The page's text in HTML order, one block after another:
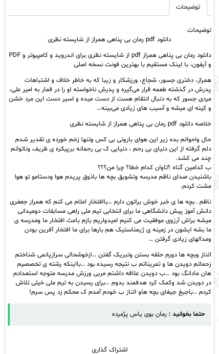
پناهی
همراز
شایسته
عدد
توضیحات
توضیحات
دانلود pdf رمان بی پناهی همراز از شایسته نظری
دانلود رمان بی پناهی همراز pdf از شایسته نظری برای اندروید و کامپیوتر و PDF
و آیفون، با لینک مستقیم با بهترین فونت نسخه اصلی
همراز، دختری جسور، شجاع، ورزشکار و زیبا که به خاطر خلاف و اشتباهات
پدرش در گذشته طعمه قرار می‌گیره و پدرش ناخواسته او را در قمار به امیر علی،
مردی جسور که به دنبال انتقام هست از دست میده و اسیر دست این مرد خشن
و کینه ای میشه و آسیب های زیادی می‌بینه…
خلاصه دانلود pdf رمان بی پناهی همراز از شایسته نظری
حال واحوالم بده زیر این هوای بارونی بی کس وتنها زخم خورده ی تقدیر شدم
دلم گرفته از این دنیای بی رحم ، دنیایی ک بی رحمانه برپیکره ی ظریف وناتوانم
چند می کشد.
ب کدامین گناه ؟تاوان کدام خطا؟ چرا من؟؟؟
باشنیدن صدای ناظم مدرسه وتشویق بچه ها باذوق پریدم هوا ودستامو تو هوا
مشت کردم.
ناظم ـ بچه ها ی خبر خوش براتون دارم …باافتخار اعلام می کنم که همراز جعفری
دانش آموز پیش دانشگاهی ما برای انتخابی تیم ملی راهی مسابقات دومیدانی
میشه براش آرزوی موفقیت می کنیم امیدواریم بازم باعث افتخار ما ومدرسه ی
ما بشه ایشون در زمینه ی ژیمناستیک هم بارها برای ما افتخار آفرین بودن
ومدالهای زیادی گرفتن …
الناز وبچه ها دورم حلقه بستن وتبریک گفتن …ازخوشحالی سرازپانمی شناختم
زحماتم دویدن ها و تمریناتم ب نتیجه رسیده بود …بااینکه رشته ی تخصصیم
هان مادانگ بود …ب دویدن علاقه داشتم مربی ورزش مدرسه متوجه استعدادم
در دویدن شد وکمک کرد هدفمند بدوم …برای رسیدن به تیم ملی خیلی تلاش
کردم …باجیغ جیغای بچه هاو الناز ب خودم آمدم ک محکم زد پس سرم!
حتما بخوانید : رمان بوی یاس پژمرده
اشتراک گذاری